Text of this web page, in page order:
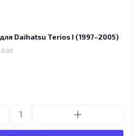
Daihatsu Terios I (1997–2005)